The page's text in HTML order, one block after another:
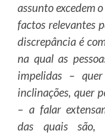
assunto excedem
factos relevantes
discrepância é
na qual as
impelidas –
inclinações, quer
– a falar
das quais são,